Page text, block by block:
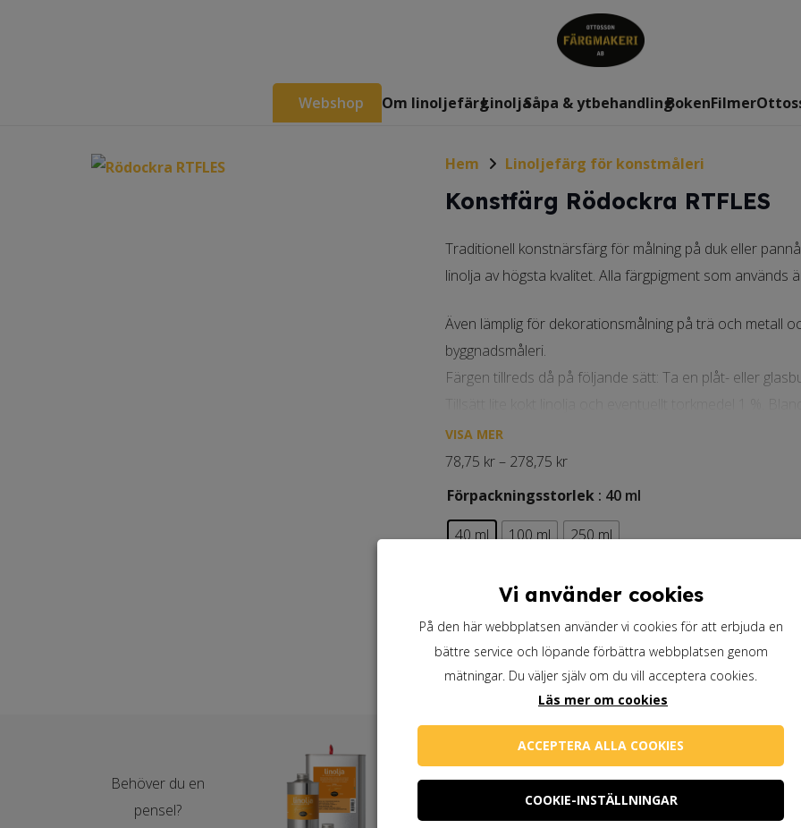
Webshop Om linoljefärgLinoljaSåpa & ytbehandlingBokenFilmer
Hem Linoljefärg för konstmåleri
Konstfärg Rödockra RTFLES
Traditionell konstnärsfärg för målning på duk eller
linolja av högsta kvalitet. Alla färgpigment som används
Även lämplig för dekorationsmålning på trä och metall
byggnadsmåleri.
Färgen tillreds då på följande sätt: Ta en plåt- eller
gärna en pensel som blandverktyg. Konsistensen på
med Blandvitt Titan-Zink.
VISA MER
78,75 kr– 278,75 krPrisintervall:
78,75 kr
278,75 kr
Förpackningsstorlek : 40 ml
40 ml
100 ml
250 ml
Rödockra
Lägg till i varukorg
KOJ-2011-40
Behöver du en
pensel?
Vi använder cookies
På den här webbplatsen använder vi cookies för att erbjuda en
bättre service och löpande förbättra webbplatsen genom
mätningar. Du väljer själv om du vill acceptera cookies.
Läs mer om cookies
ACCEPTERA ALLA COOKIES
COOKIE-INSTÄLLNINGAR